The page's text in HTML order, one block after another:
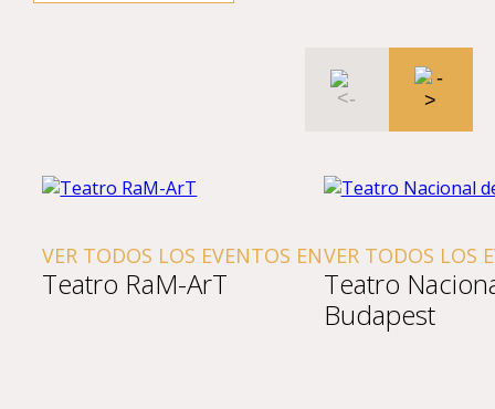
VER TODOS LOS EVENTOS EN
Teatro RaM-ArT
VER TODOS LOS
Teatro
Budapest